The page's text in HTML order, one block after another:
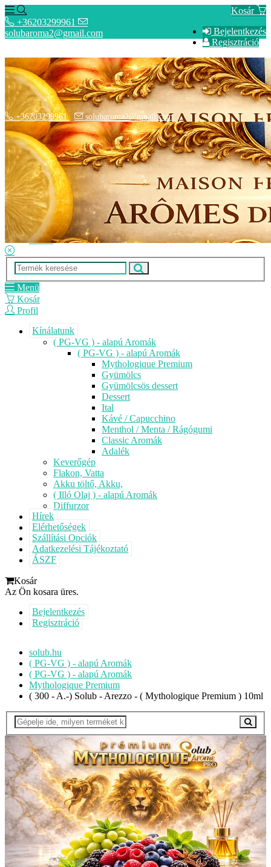
Kosár
Bejelentkezés
Regisztráció
+36203299961
solubaroma2@gmail.com
Hírek
Elérhetőségek
Szállítási Opciók
Adatkezelési Tájékoztató
ÁSZF
+36203299961 solubaroma2@gmail.com
Menü
Kosár
Profil
Kínálatunk
( PG-VG ) - alapú Aromák
( PG-VG ) - alapú Aromák
Mythologique Premium
Gyümölcs
Gyümölcsös dessert
Dessert
Ital
Kávé / Capucchino
Menthol / Menta / Rágógumi
Classic Aromák
Adalék
Keverőgép
Flakon, Vatta
Akku töltő, Akku,
( Illó Olaj ) - alapú Aromák
Diffurzor
Hírek
Elérhetőségek
Szállítási Opciók
Adatkezelési Tájékoztató
ÁSZF
Kosár
Az Ön kosara üres.
Bejelentkezés
Regisztráció
solub.hu
( PG-VG ) - alapú Aromák
( PG-VG ) - alapú Aromák
Mythologique Premium
( 300 - A.-) Solub - Arezzo - ( Mythologique Premium ) 10ml